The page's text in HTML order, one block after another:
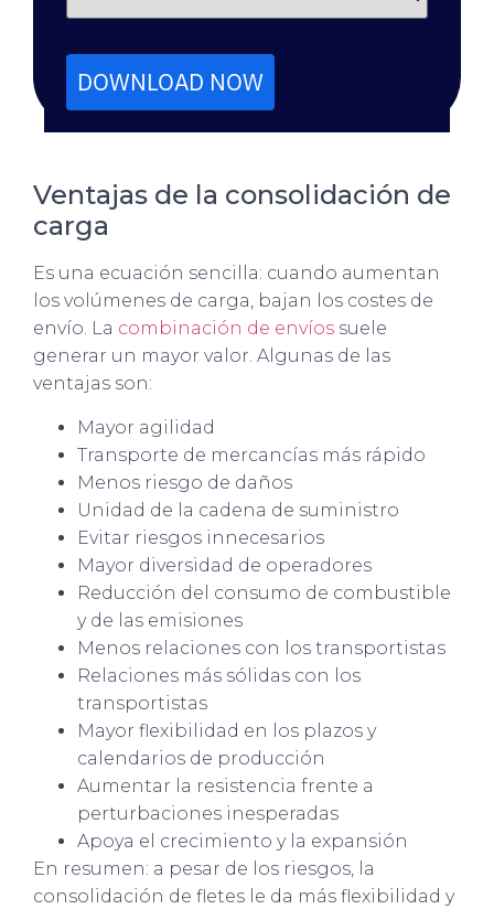
DOWNLOAD NOW
Ventajas de la consolidación de
carga
Es una ecuación sencilla: cuando aumentan
los volúmenes de carga, bajan los costes de
envío. La combinación de envíos suele
generar un mayor valor. Algunas de las
ventajas son:
Mayor agilidad
Transporte de mercancías más rápido
Menos riesgo de daños
Unidad de la cadena de suministro
Evitar riesgos innecesarios
Mayor diversidad de operadores
Reducción del consumo de combustible
y de las emisiones
Menos relaciones con los transportistas
Relaciones más sólidas con los
transportistas
Mayor flexibilidad en los plazos y
calendarios de producción
Aumentar la resistencia frente a
perturbaciones inesperadas
Apoya el crecimiento y la expansión
En resumen: a pesar de los riesgos, la
consolidación de fletes le da más flexibilidad y